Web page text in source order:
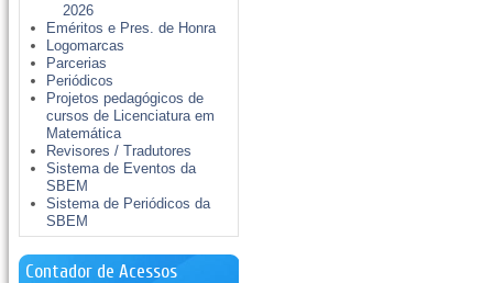
2026
Eméritos e Pres. de Honra
Logomarcas
Parcerias
Periódicos
Projetos pedagógicos de
cursos de Licenciatura em
Matemática
Revisores / Tradutores
Sistema de Eventos da
SBEM
Sistema de Periódicos da
SBEM
Contador de Acessos